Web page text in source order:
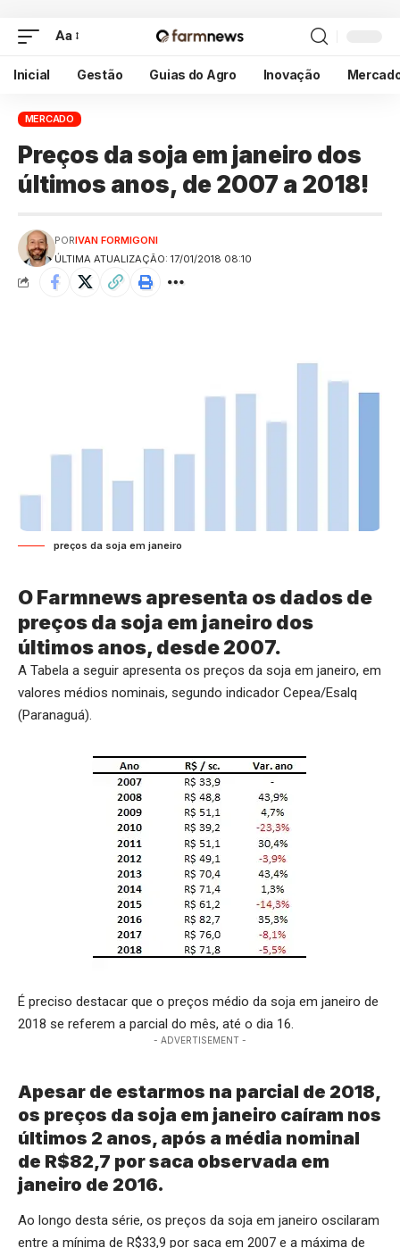
Aa
Inicial Gestão Guias do Agro Inovação
MERCADO
Preços da soja em janeiro dos
últimos anos, de 2007 a 2018!
ÚLTIMA ATUALIZAÇÃO: 17/01/2018 08:10
PORIVAN FORMIGONI
preços da soja em janeiro
O Farmnews apresenta os dados de
preços da soja em janeiro dos
últimos anos, desde 2007.
A Tabela a seguir apresenta os preços da soja em janeiro, em
valores médios nominais, segundo indicador Cepea/Esalq
(Paranaguá).
É preciso destacar que o preços médio da soja em janeiro de
2018 se referem a parcial do mês, até o dia 16.
- ADVERTISEMENT -
Apesar de estarmos na parcial de 2018,
os preços da soja em janeiro caíram nos
últimos 2 anos, após a média nominal
de R$82,7 por saca observada em
janeiro de 2016.
Ao longo desta série, os preços da soja em janeiro oscilaram
entre a mínima de R$33,9 por saca em 2007 e a máxima de